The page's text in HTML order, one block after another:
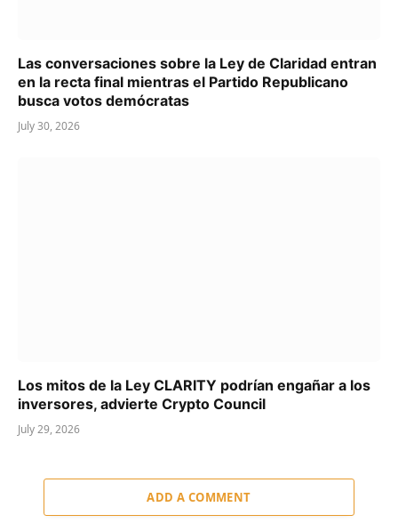
Las conversaciones sobre la Ley de Claridad entran
en la recta final mientras el Partido Republicano
busca votos demócratas
July 30, 2026
Los mitos de la Ley CLARITY podrían engañar a los
inversores, advierte Crypto Council
July 29, 2026
ADD A COMMENT